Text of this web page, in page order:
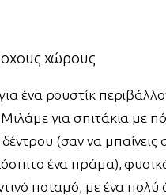
χώρους
ένα ρουστίκ
για σπιτάκια με
(σαν να μπαίνεις
ένα πράμα),
ποταμό, με ένα